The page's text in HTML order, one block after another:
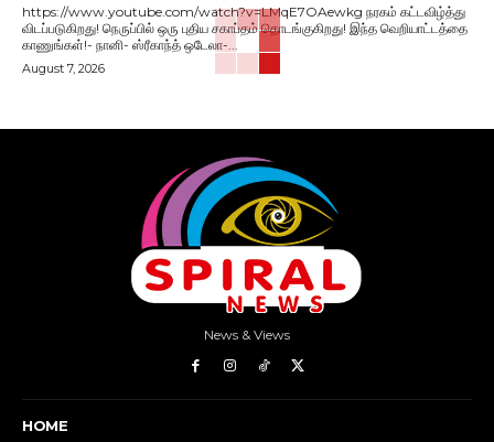
https://www.youtube.com/watch?v=LMqE7OAewkg நரகம் கட்டவிழ்த்து
விடப்படுகிறது! நெருப்பில் ஒரு புதிய சகாப்தம் தொடங்குகிறது! இந்த வெறியாட்டத்தை
காணுங்கள்!- நானி- ஸ்ரீகாந்த் ஒடேலா-...
August 7, 2026
News & Views
HOME